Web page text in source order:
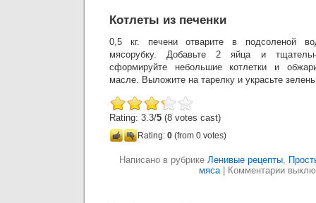
Котлеты из печенки
0,5 кг. печени отварите в подсоленой
мясорубку. Добавьте 2 яйца и
сформируйте небольшие котлетки и
масле. Выложите на тарелку и украсьте
Rating: 3.3/5 (8 votes cast)
Rating: 0 (from 0 votes)
Написано в рубрике Ленивые рецепты,
мяса| Комментарии